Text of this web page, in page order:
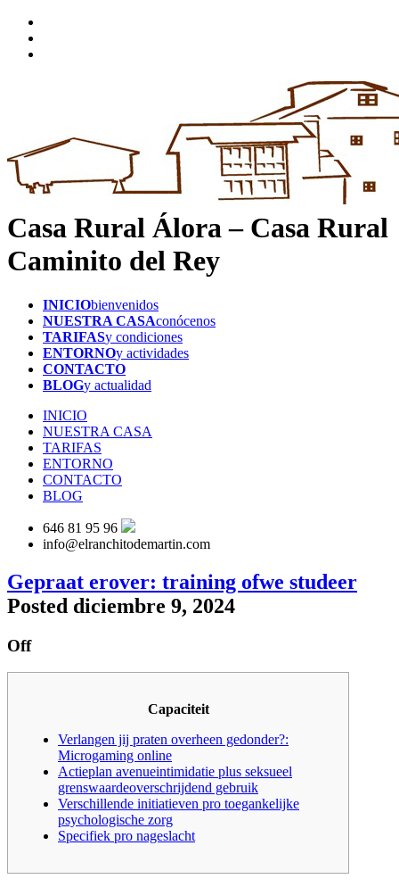
Casa Rural Álora – Casa Rural
Caminito del Rey
INICIObienvenidos
NUESTRA CASAconócenos
TARIFASy condiciones
ENTORNOy actividades
CONTACTO
BLOGy actualidad
INICIO
NUESTRA CASA
TARIFAS
ENTORNO
CONTACTO
BLOG
646 81 95 96
info@elranchitodemartin.com
Gepraat erover: training ofwe studeer
Posted diciembre 9, 2024
Off
Capaciteit
Verlangen jij praten overheen gedonder?:
Microgaming online
Actieplan avenue­in­ti­mi­da­tie plus seksueel
grenswaarde­over­schrij­dend gebruik
Verschillende initiatieven pro toegankelijke
psychologische zorg
Specifiek pro nageslacht